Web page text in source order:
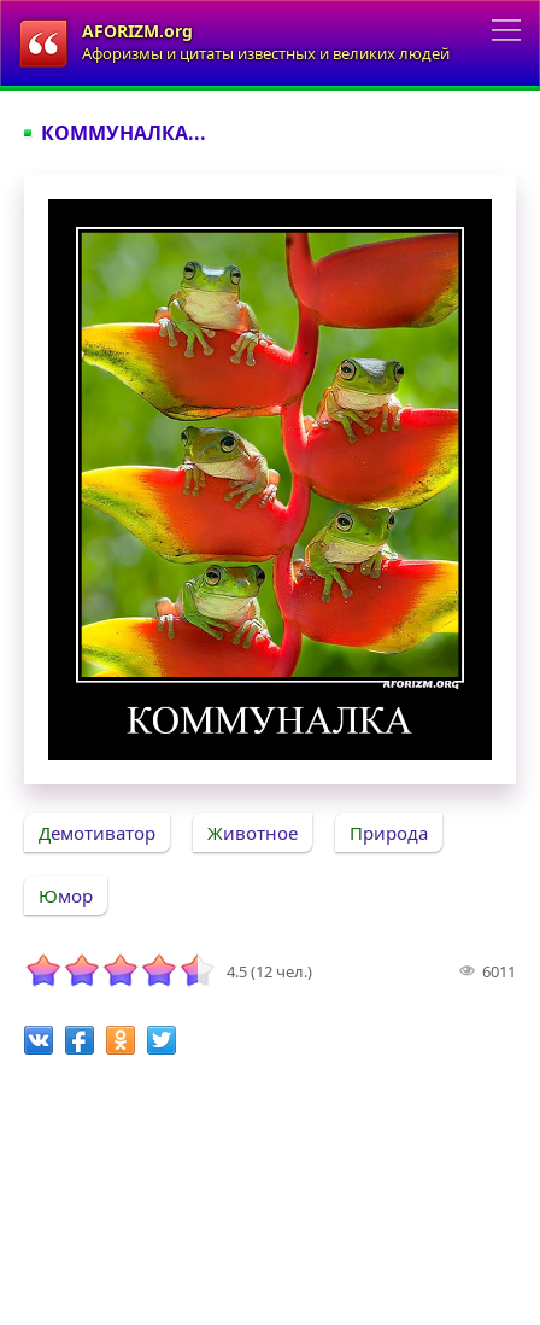
AFORIZM.org
Афоризмы и цитаты известных и великих людей
КОММУНАЛКА...
Демотиватор Животное Природа
Юмор
4.5 (12 чел.) 6011